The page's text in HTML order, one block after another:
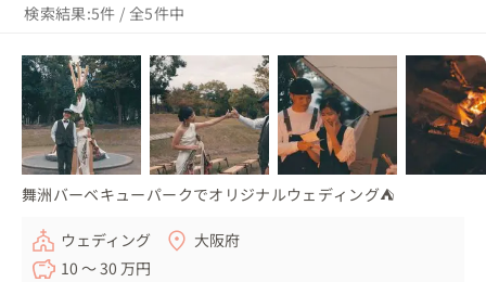
検索結果:5件 / 全5件中
舞洲バーベキューパークでオリジナルウェディング⛺
ウェディング
大阪府
10 〜 30 万円